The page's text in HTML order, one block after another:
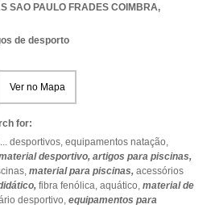
SAO PAULO FRADES COIMBRA,
de desporto
Ver no Mapa
for:
desportivos, equipamentos natação,
desportivo, artigos para piscinas,
material para piscinas, acessórios
fibra fenólica, aquático, material de
desportivo, equipamentos para